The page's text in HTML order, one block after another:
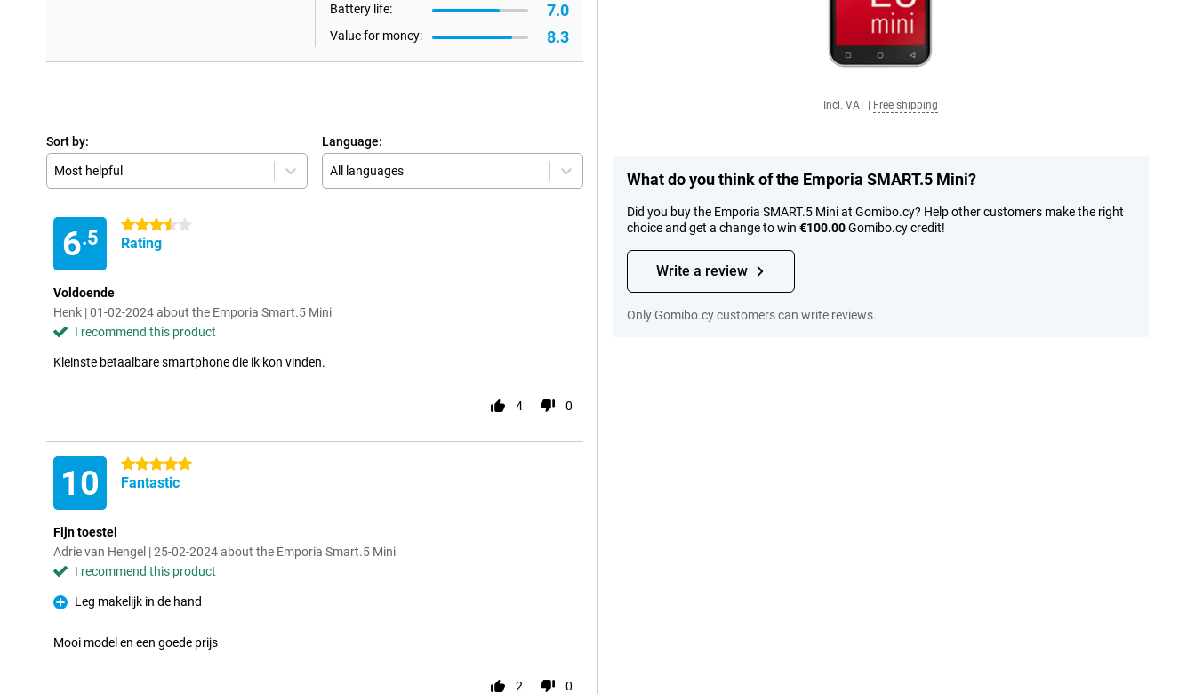
Battery life: 7.0
Value for money: 8.3
Sort by:
Most helpful
Language:
All languages
6.5
3.5 stars
Rating
Voldoende
Henk | 01-02-2024 about the Emporia Smart.5 Mini
I recommend this product
Kleinste betaalbare smartphone die ik kon vinden.
4 0
10 5 stars
Fantastic
Fijn toestel
Adrie van Hengel | 25-02-2024 about the Emporia Smart.5 Mini
I recommend this product
Pro
Leg makelijk in de hand
Mooi model en een goede prijs
2 0
Incl. VAT Free shipping
What do you think of the Emporia SMART.5 Mini?
Did you buy the Emporia SMART.5 Mini at Gomibo.cy? Help other customers make the right
choice and get a change to win €100.00Gomibo.cy credit!
Write a review
Only Gomibo.cy customers can write reviews.